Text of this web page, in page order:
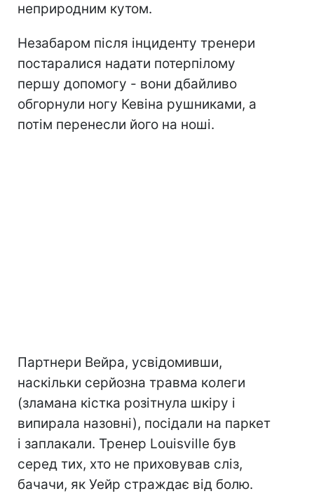
неприродним кутом.
Незабаром після інциденту тренери
постаралися надати потерпілому
першу допомогу - вони дбайливо
обгорнули ногу Кевіна рушниками, а
потім перенесли його на ноші.
Партнери Вейра, усвідомивши,
наскільки серйозна травма колеги
(зламана кістка розітнула шкіру і
випирала назовні), посідали на паркет
і заплакали. Тренер Louisville був
серед тих, хто не приховував сліз,
бачачи, як Уейр страждає від болю.